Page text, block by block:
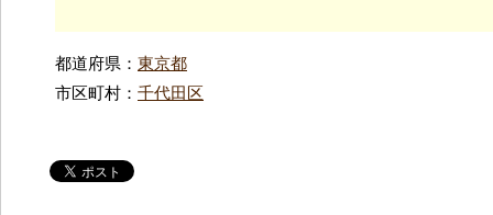
都道府県： 東京都
市区町村： 千代田区